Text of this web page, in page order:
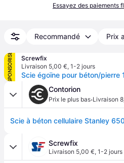
Essayez des paiements
Recommandé Prix
SPONSORISÉ
Screwfix
Livraison 5,00 €, 1-2 jours
Contorion
Prix le plus bas·Livraison
Screwfix
Livraison 5,00 €, 1-2 jours